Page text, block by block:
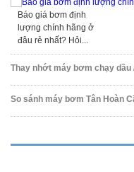
Báo giá bơm định
lượng chính hãng ở
đâu rẻ nhất? Hỏi...
Thay nhớt máy bơm chạy dầu
So sánh máy bơm Tân Hoàn